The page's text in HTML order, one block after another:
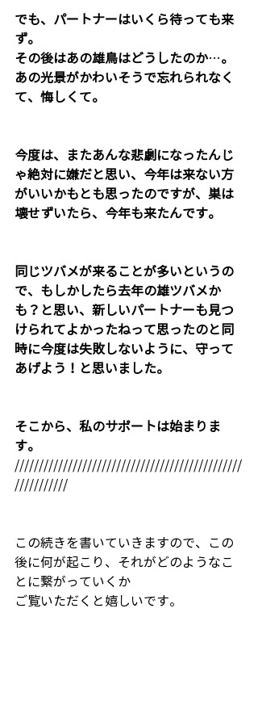
でも、パートナーはいくら待っても来
ず。
その後はあの雄鳥はどうしたのか…。
あの光景がかわいそうで忘れられなく
て、悔しくて。
今度は、またあんな悲劇になったんじ
ゃ絶対に嫌だと思い、今年は来ない方
がいいかもとも思ったのですが、巣は
壊せずいたら、今年も来たんです。
同じツバメが来ることが多いというの
で、もしかしたら去年の雄ツバメか
も？と思い、新しいパートナーも見つ
けられてよかったねって思ったのと同
時に今度は失敗しないように、守って
あげよう！と思いました。
そこから、私のサポートは始まりま
す。
///////////////////////////////////////////////
///////////
この続きを書いていきますので、この
後に何が起こり、それがどのようなこ
とに繋がっていくか
ご覧いただくと嬉しいです。